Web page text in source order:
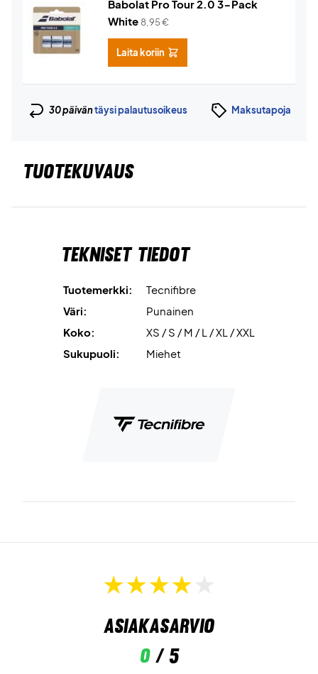
Babolat Pro Tour 2.0 3-Pack
White 8,95€
Laita koriin
30 päiväntäysi palautusoikeus Maksutapoja
TUOTEKUVAUS
Tekniset tiedot
Tuotemerkki:
Tecnifibre
Väri:
Punainen
Koko:
XS / S / M / L / XL / XXL
Sukupuoli:
Miehet
Asiakasarvio
0/ 5